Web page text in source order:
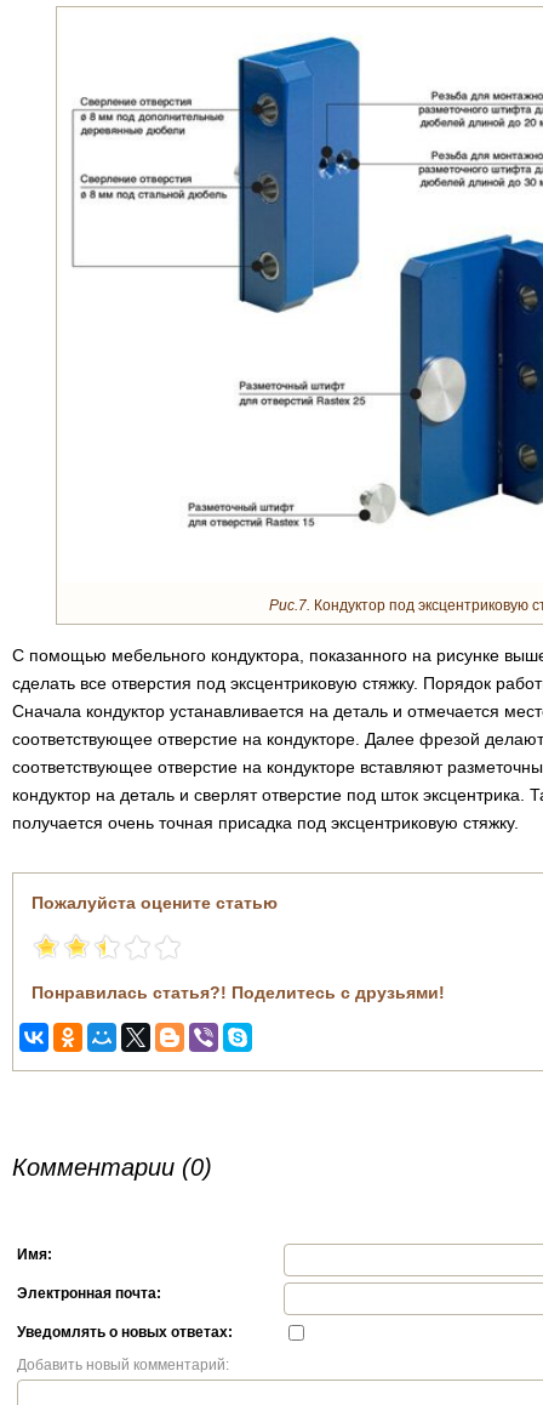
Рис.7. Кондуктор под эксцентриковую
С помощью мебельного кондуктора, показанного на рисунке
сделать все отверстия под эксцентриковую стяжку. Порядок
Сначала кондуктор устанавливается на деталь и отмечается
соответствующее отверстие на кондукторе. Далее фрезой
соответствующее отверстие на кондукторе вставляют
кондуктор на деталь и сверлят отверстие под шток эксцентрика.
получается очень точная присадка под эксцентриковую стяжку.
Пожалуйста оцените статью
Понравилась статья?! Поделитесь с друзьями!
Комментарии (0)
Имя:
Электронная почта:
Уведомлять о новых ответах:
Добавить новый комментарий: